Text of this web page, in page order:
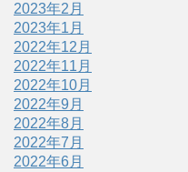
2023年2月
2023年1月
2022年12月
2022年11月
2022年10月
2022年9月
2022年8月
2022年7月
2022年6月